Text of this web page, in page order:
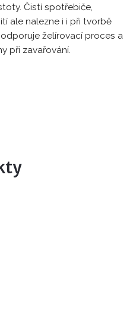
Čistí spotřebiče,
ale nalezne i i při tvorbě
želírovací proces a
při zavařování.